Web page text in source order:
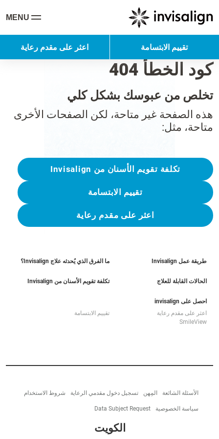
MENU
تقييم الابتسامة اعثر على مقدم رعاية
كود الخطأ 404
تخلص من عبوسك بشكل كلي
هذه الصفحة غير متاحة، لكن الصفحات الأخرى
متاحة، مثل:
تكلفة تقويم الأسنان من Invisalign
تقييم الابتسامة
اعثر على مقدم رعاية
طريقة عمل Invisalign ما الفرق الذي يُحدثه علاج Invisalign؟
الحالات القابلة للعلاج تكلفة تقويم الأسنان من Invisalign
احصل على invisalign
اعثر على مقدم رعاية
تقييم الابتسامة
SmileView
الأسئلة الشائعة المِهن تسجيل دخول مقدمي الرعاية شروط الاستخدام
سياسة الخصوصية Data Subject Request
الكويت‎